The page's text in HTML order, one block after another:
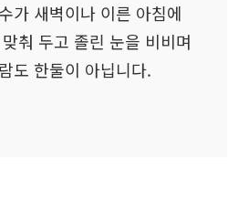
가 새벽이나 이른 아침에
춰 두고 졸린 눈을 비비며
도 한둘이 아닙니다.